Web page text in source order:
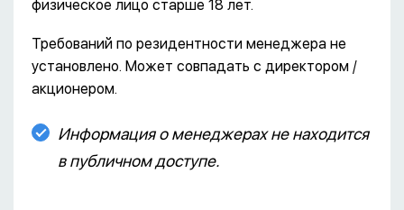
физическое лицо старше 18 лет.
Требований по резидентности менеджера не
установлено. Может совпадать с директором /
акционером.
Информация о менеджерах не находится
в публичном доступе.